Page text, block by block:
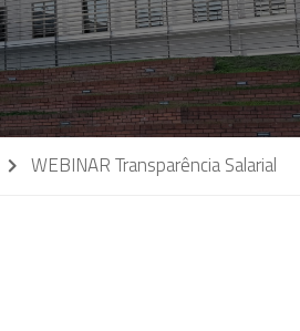
WEBINAR Transparência Salarial